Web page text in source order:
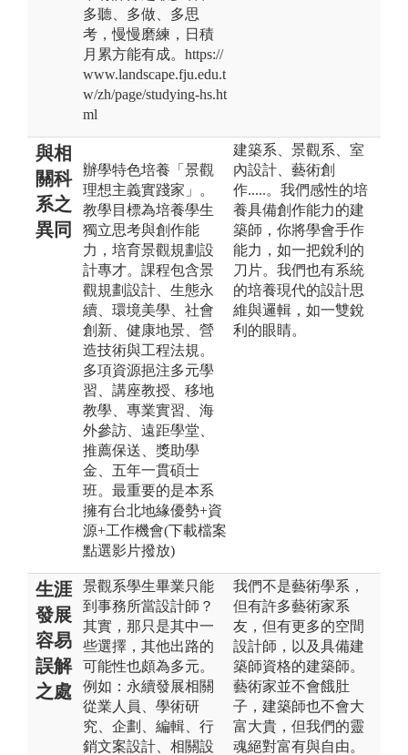
多聽、多做、多思
考，慢慢磨練，日積
月累方能有成。https://
www.landscape.fju.edu.t
w/zh/page/studying-hs.ht
ml
與相
關科
系之
異同
辦學特色培養「景觀
理想主義實踐家」。
教學目標為培養學生
獨立思考與創作能
力，培育景觀規劃設
計專才。課程包含景
觀規劃設計、生態永
續、環境美學、社會
創新、健康地景、營
造技術與工程法規。
多項資源挹注多元學
習、講座教授、移地
教學、專業實習、海
外參訪、遠距學堂、
推薦保送、獎助學
金、五年一貫碩士
班。最重要的是本系
擁有台北地緣優勢+資
源+工作機會(下載檔案
點選影片撥放)
建築系、景觀系、室
內設計、藝術創
作.....。我們感性的培
養具備創作能力的建
築師，你將學會手作
能力，如一把銳利的
刀片。我們也有系統
的培養現代的設計思
維與邏輯，如一雙銳
利的眼睛。
生涯
發展
容易
誤解
之處
景觀系學生畢業只能
到事務所當設計師？
其實，那只是其中一
些選擇，其他出路的
可能性也頗為多元。
例如：永續發展相關
從業人員、學術研
究、企劃、編輯、行
銷文案設計、相關設
我們不是藝術學系，
但有許多藝術家系
友，但有更多的空間
設計師，以及具備建
築師資格的建築師。
藝術家並不會餓肚
子，建築師也不會大
富大貴，但我們的靈
魂絕對富有與自由。